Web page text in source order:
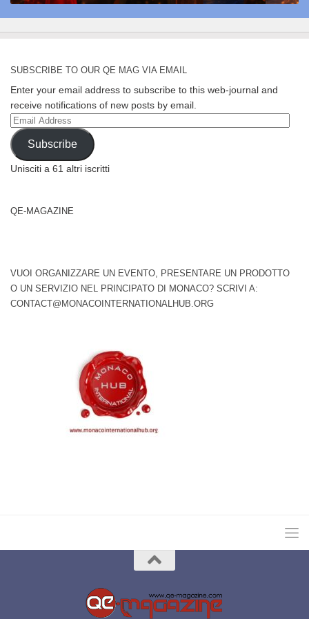
SUBSCRIBE TO OUR QE MAG VIA EMAIL
Enter your email address to subscribe to this web-journal and
receive notifications of new posts by email.
Email
Address
Subscribe
Unisciti a 61 altri iscritti
QE-MAGAZINE
VUOI ORGANIZZARE UN EVENTO, PRESENTARE UN PRODOTTO
O UN SERVIZIO NEL PRINCIPATO DI MONACO? SCRIVI A:
CONTACT@MONACOINTERNATIONALHUB.ORG